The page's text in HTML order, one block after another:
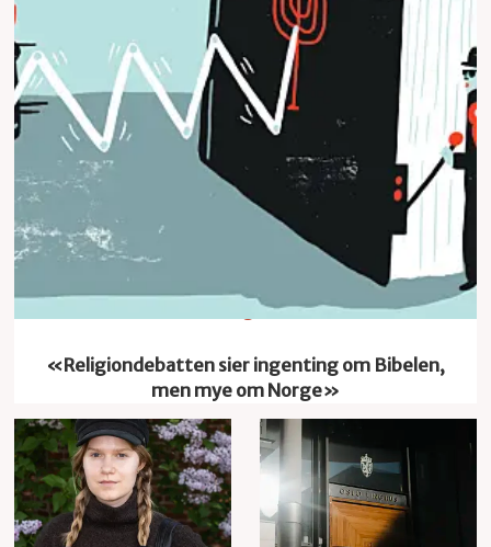
Religion
«Religiondebatten sier ingenting om Bibelen,
men mye om Norge»